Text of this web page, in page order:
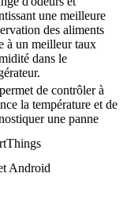
une meilleure
des aliments
à un meilleur taux
dans le
de contrôler à
la température et de
une panne
Android